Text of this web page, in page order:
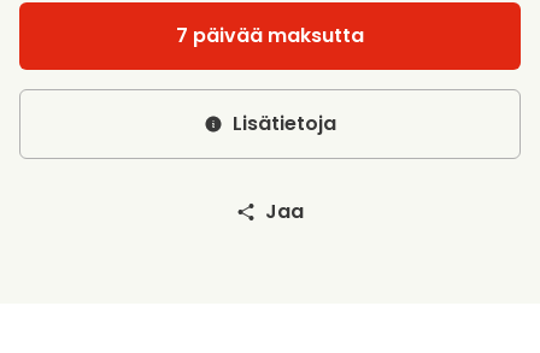
7 päivää maksutta
Lisätietoja
Jaa